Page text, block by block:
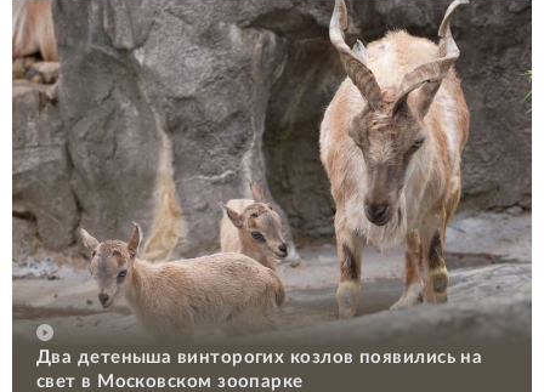
Два детеныша винторогих козлов появились на
свет в Московском зоопарке